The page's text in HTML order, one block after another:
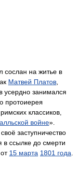
сослан на житье в
Матвей Платов
усердно занимался
протоиерея
классиков,
войне».
заступничество
в ссылке до смерти
от 15 марта 1801 года